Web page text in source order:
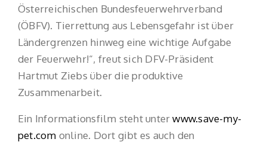
Österreichischen Bundesfeuerwehrverband
(ÖBFV). Tierrettung aus Lebensgefahr ist über
Ländergrenzen hinweg eine wichtige Aufgabe
der Feuerwehr!“, freut sich DFV-Präsident
Hartmut Ziebs über die produktive
Zusammenarbeit.
Ein Informationsfilm steht unterwww.save-my-
pet.com online. Dort gibt es auch den